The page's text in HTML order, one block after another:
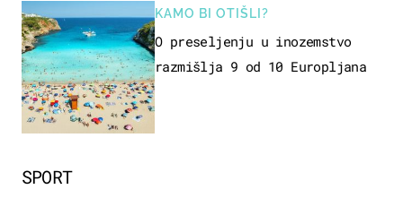
SPORT
KAMO BI OTIŠLI?
O preseljenju u inozemstvo
razmišlja 9 od 10 Europljana